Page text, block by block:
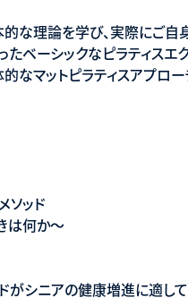
な理論を学び、実際にご自
たベーシックなピラティス
なマットピラティスアプロ
ソッド
は何か〜
ドがシニアの健康増進に